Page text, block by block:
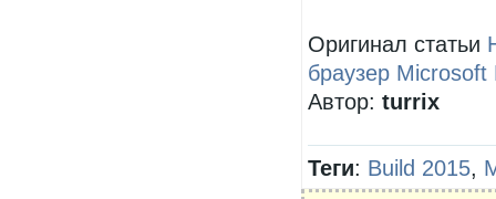
Оригинал статьи
браузер Microsoft
Автор: turrix
Теги: Build 2015,